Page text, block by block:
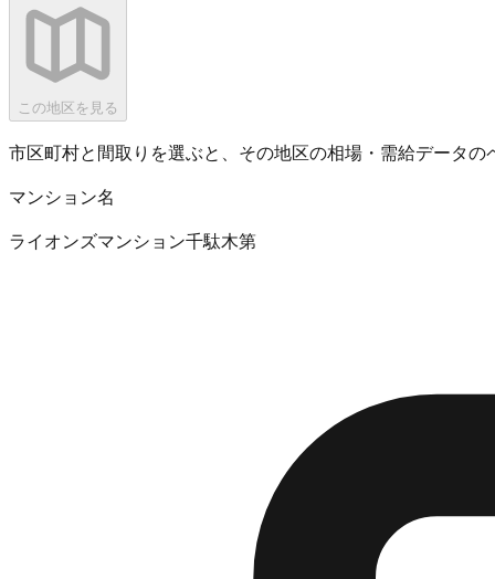
この地区を見る
市区町村と間取りを選ぶと、その地区の相場・需給データの
マンション名
ライオンズマンション千駄木第